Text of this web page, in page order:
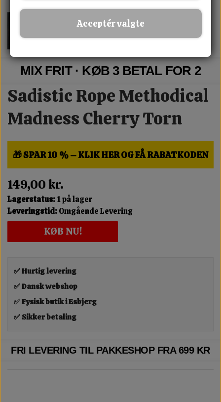
MIX FRIT · KØB 3 BETAL FOR 2
Sadistic Rope Methodical
Madness Cherry Torn
🎁 SPAR 10 % – KLIK HER OG FÅ RABATKODEN
149,00 kr.
Lagerstatus:1 på lager
Leveringstid:Omgående Levering
KØB NU!
✅ Hurtig levering
✅ Dansk webshop
✅ Fysisk butik i Esbjerg
✅ Sikker betaling
FRI LEVERING TIL PAKKESHOP FRA 699 KR
Acceptér valgte